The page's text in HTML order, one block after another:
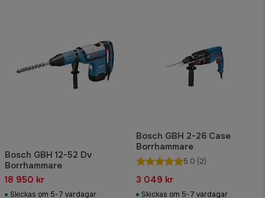
Bosch GBH 12-52 Dv
Borrhammare
18 950 kr
Skickas om 5-7 vardagar
Bosch GBH 2-26 Case
Borrhammare
5.0 (2)
3 049 kr
Skickas om 5-7 vardagar